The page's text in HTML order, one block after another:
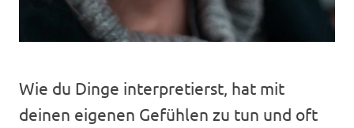
Wie du Dinge interpretierst, hat mit
deinen eigenen Gefühlen zu tun und oft